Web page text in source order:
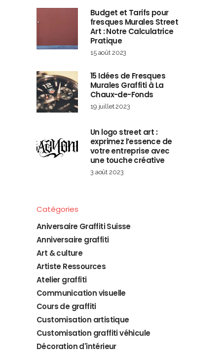
Budget et Tarifs pour
fresques Murales Street
Art : Notre Calculatrice
Pratique
15 août 2023
15 Idées de Fresques
Murales Graffiti à La
Chaux-de-Fonds
19 juillet 2023
Un logo street art :
exprimez l’essence de
votre entreprise avec
une touche créative
3 août 2023
Catégories
Aniversaire Graffiti Suisse
Anniversaire graffiti
Art & culture
Artiste Ressources
Atelier graffiti
Communication visuelle
Cours de graffiti
Customisation artistique
Customisation graffiti véhicule
Décoration d'intérieur